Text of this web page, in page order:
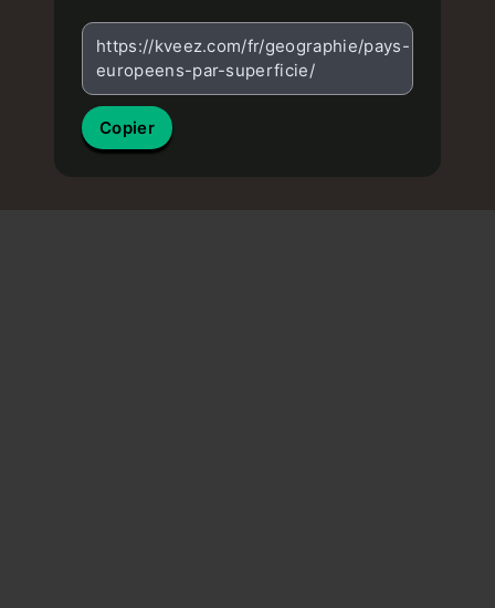
https://kveez.com/fr/geographie/pays-
europeens-par-superficie/
Copier